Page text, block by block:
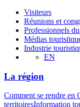
Visiteurs
Réunions et
Professionnels
Médias
Industrie
EN
La région
Comment se rendre en
territoiresInformation